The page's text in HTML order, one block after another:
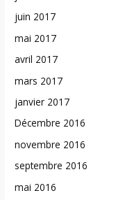
juin 2017
mai 2017
avril 2017
mars 2017
janvier 2017
Décembre 2016
novembre 2016
septembre 2016
mai 2016